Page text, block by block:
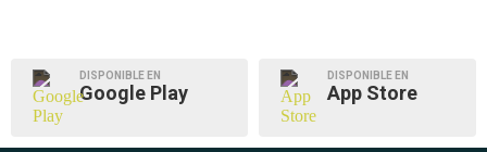
DISPONIBLE EN
Google Play
DISPONIBLE EN
App Store